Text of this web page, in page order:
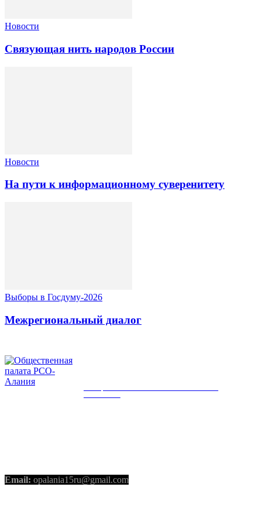
Новости
Связующая нить народов России
Новости
На пути к информационному суверенитету
Выборы в Госдуму-2026
Межрегиональный диалог
Email: opalania15ru@gmail.com